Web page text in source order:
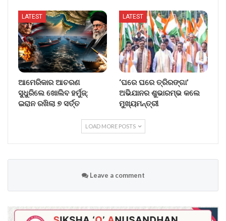
LATEST
ଆମେରିକାର ଆଚରଣ
ସୁଧୁରିଲେ ଖୋଲିବ ହର୍ମୁଜ୍:
ଇରାନ ରଖିଲା ୭ ସର୍ତ୍ତ
LATEST
‘ଘରେ ଘରେ ତ୍ରିରଙ୍ଗା’
ଅଭିଯାନର ଶୁଭାରମ୍ଭ କଲେ
ମୁଖ୍ୟମନ୍ତ୍ରୀ
LOAD MORE POSTS
Leave a comment